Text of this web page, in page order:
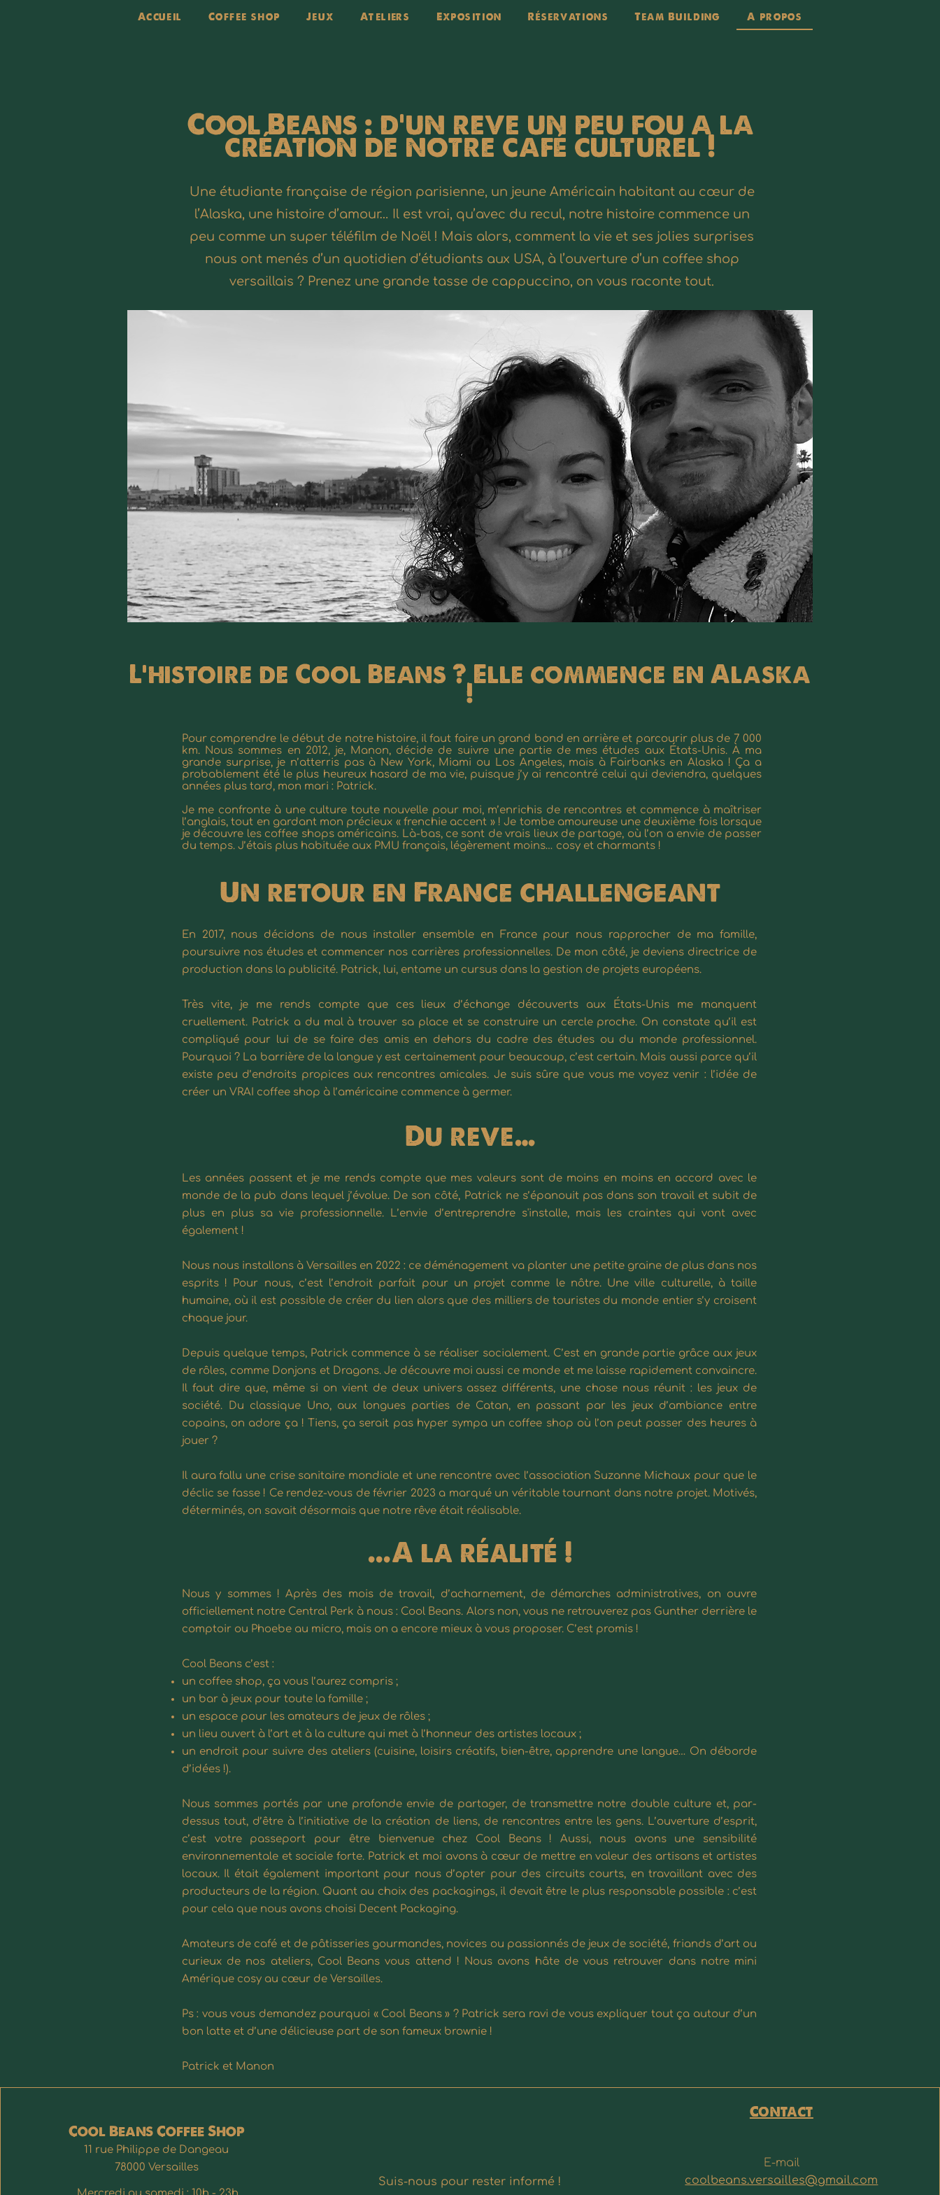
Accueil Coffee shop Jeux Ateliers Exposition Réservations Team Building A propos
Cool Beans : d’un reve un peu fou a la
création de notre café culturel !
Une étudiante française de région parisienne, un jeune Américain habitant au cœur de
l’Alaska, une histoire d’amour… Il est vrai, qu’avec du recul, notre histoire commence un
peu comme un super téléfilm de Noël ! Mais alors, comment la vie et ses jolies surprises
nous ont menés d’un quotidien d’étudiants aux USA, à l’ouverture d’un coffee shop
versaillais ? Prenez une grande tasse de cappuccino, on vous raconte tout.
L’histoire de Cool Beans ? Elle commence en Alaska
!
Pour comprendre le début de notre histoire, il faut faire un grand bond en arrière et parcourir plus de 7 000
km. Nous sommes en 2012, je, Manon, décide de suivre une partie de mes études aux États-Unis. À ma
grande surprise, je n’atterris pas à New York, Miami ou Los Angeles, mais à Fairbanks en Alaska ! Ça a
probablement été le plus heureux hasard de ma vie, puisque j’y ai rencontré celui qui deviendra, quelques
années plus tard, mon mari : Patrick.
Je me confronte à une culture toute nouvelle pour moi, m’enrichis de rencontres et commence à maîtriser
l’anglais, tout en gardant mon précieux « frenchie accent » ! Je tombe amoureuse une deuxième fois lorsque
je découvre les coffee shops américains. Là-bas, ce sont de vrais lieux de partage, où l’on a envie de passer
du temps. J’étais plus habituée aux PMU français, légèrement moins… cosy et charmants !
Un retour en France challengeant
En 2017, nous décidons de nous installer ensemble en France pour nous rapprocher de ma famille,
poursuivre nos études et commencer nos carrières professionnelles. De mon côté, je deviens directrice de
production dans la publicité. Patrick, lui, entame un cursus dans la gestion de projets européens.
Très vite, je me rends compte que ces lieux d’échange découverts aux États-Unis me manquent
cruellement. Patrick a du mal à trouver sa place et se construire un cercle proche. On constate qu’il est
compliqué pour lui de se faire des amis en dehors du cadre des études ou du monde professionnel.
Pourquoi ? La barrière de la langue y est certainement pour beaucoup, c’est certain. Mais aussi parce qu’il
existe peu d’endroits propices aux rencontres amicales. Je suis sûre que vous me voyez venir : l’idée de
créer un VRAI coffee shop à l’américaine commence à germer.
Du reve…
Les années passent et je me rends compte que mes valeurs sont de moins en moins en accord avec le
monde de la pub dans lequel j’évolue. De son côté, Patrick ne s’épanouit pas dans son travail et subit de
plus en plus sa vie professionnelle. L’envie d’entreprendre s'installe, mais les craintes qui vont avec
également !
Nous nous installons à Versailles en 2022 : ce déménagement va planter une petite graine de plus dans nos
esprits ! Pour nous, c’est l’endroit parfait pour un projet comme le nôtre. Une ville culturelle, à taille
humaine, où il est possible de créer du lien alors que des milliers de touristes du monde entier s’y croisent
chaque jour.
Depuis quelque temps, Patrick commence à se réaliser socialement. C’est en grande partie grâce aux jeux
de rôles, comme Donjons et Dragons. Je découvre moi aussi ce monde et me laisse rapidement convaincre.
Il faut dire que, même si on vient de deux univers assez différents, une chose nous réunit : les jeux de
société. Du classique Uno, aux longues parties de Catan, en passant par les jeux d’ambiance entre
copains, on adore ça ! Tiens, ça serait pas hyper sympa un coffee shop où l’on peut passer des heures à
jouer ?
Il aura fallu une crise sanitaire mondiale et une rencontre avec l’association Suzanne Michauxpour que le
déclic se fasse ! Ce rendez-vous de février 2023 a marqué un véritable tournant dans notre projet. Motivés,
déterminés, on savait désormais que notre rêve était réalisable.
...A la réalité !
Nous y sommes ! Après des mois de travail, d’acharnement, de démarches administratives, on ouvre
officiellement notre Central Perk à nous : Cool Beans. Alors non, vous ne retrouverez pas Gunther derrière le
comptoir ou Phoebe au micro, mais on a encore mieux à vous proposer. C’est promis !
Cool Beans c’est :
un coffee shop, ça vous l’aurez compris ;
un bar à jeux pour toute la famille ;
un espace pour les amateurs de jeux de rôles ;
un lieu ouvert à l’art et à la culture qui met à l’honneur des artistes locaux ;
un endroit pour suivre des ateliers(cuisine, loisirs créatifs, bien-être, apprendre une langue… On déborde
d’idées !).
Nous sommes portés par une profonde envie de partager, de transmettre notre double culture et, par-
dessus tout, d’être à l’initiative de la création de liens, de rencontres entre les gens. L’ouverture d’esprit,
c’est votre passeport pour être bienvenue chez Cool Beans ! Aussi, nous avons une sensibilité
environnementale et sociale forte. Patrick et moi avons à cœur de mettre en valeur des artisans et artistes
locaux. Il était également important pour nous d’opter pour des circuits courts, en travaillant avec des
producteurs de la région. Quant au choix des packagings, il devait être le plus responsable possible : c’est
pour cela que nous avons choisi Decent Packaging.
Amateurs de café et de pâtisseries gourmandes, novices ou passionnés de jeux de société, friands d’art ou
curieux de nos ateliers, Cool Beans vous attend ! Nous avons hâte de vous retrouver dans notre mini
Amérique cosy au cœur de Versailles.
Ps : vous vous demandez pourquoi « Cool Beans » ? Patrick sera ravi de vous expliquer tout ça autour d’un
bon latte et d’une délicieuse part de son fameux brownie !
Patrick et Manon
Cool Beans Coffee Shop
11 rue Philippe de Dangeau
78000 Versailles
Suis-nous pour rester informé !
Contact
E-mail
coolbeans.versailles@gmail.com